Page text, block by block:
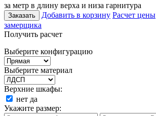
за метр в длину верха и низа гарнитура
Заказать Добавить в корзину Расчет цены
замерщика
Получить расчет
Выберите конфигурацию
Выберите материал
Верхние шкафы:
нет да
Укажите размер: